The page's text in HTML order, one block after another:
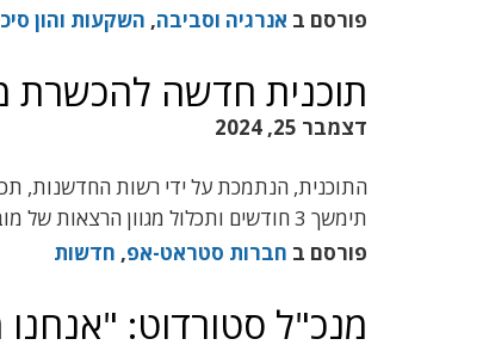
פורסם ב אנרגיה וסביבה, השקעות והון
תוכנית חדשה להכשרת
דצמבר 25, 2024
התוכנית, הנתמכת על ידי רשות החדשנות,
תימשך 3 חודשים ותכלול מגוון הרצאות של מובילי תעשייה
פורסם ב חברות סטראט-אפ, חדשות
מנכ"ל סטורדוט: "אנחנו